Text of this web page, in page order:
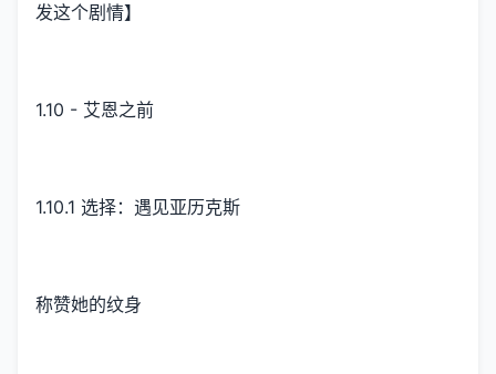
发这个剧情】
1.10 - 艾恩之前
1.10.1 选择：遇见亚历克斯
称赞她的纹身